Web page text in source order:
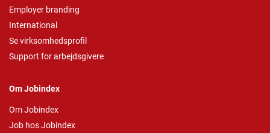
Employer branding
International
Se virksomhedsprofil
Support for arbejdsgivere
Om Jobindex
Om Jobindex
Job hos Jobindex